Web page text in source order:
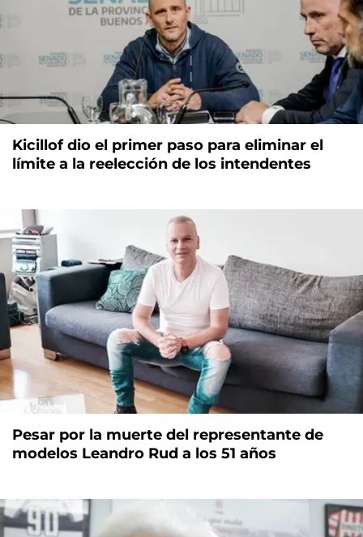
Kicillof dio el primer paso para eliminar el
límite a la reelección de los intendentes
Pesar por la muerte del representante de
modelos Leandro Rud a los 51 años